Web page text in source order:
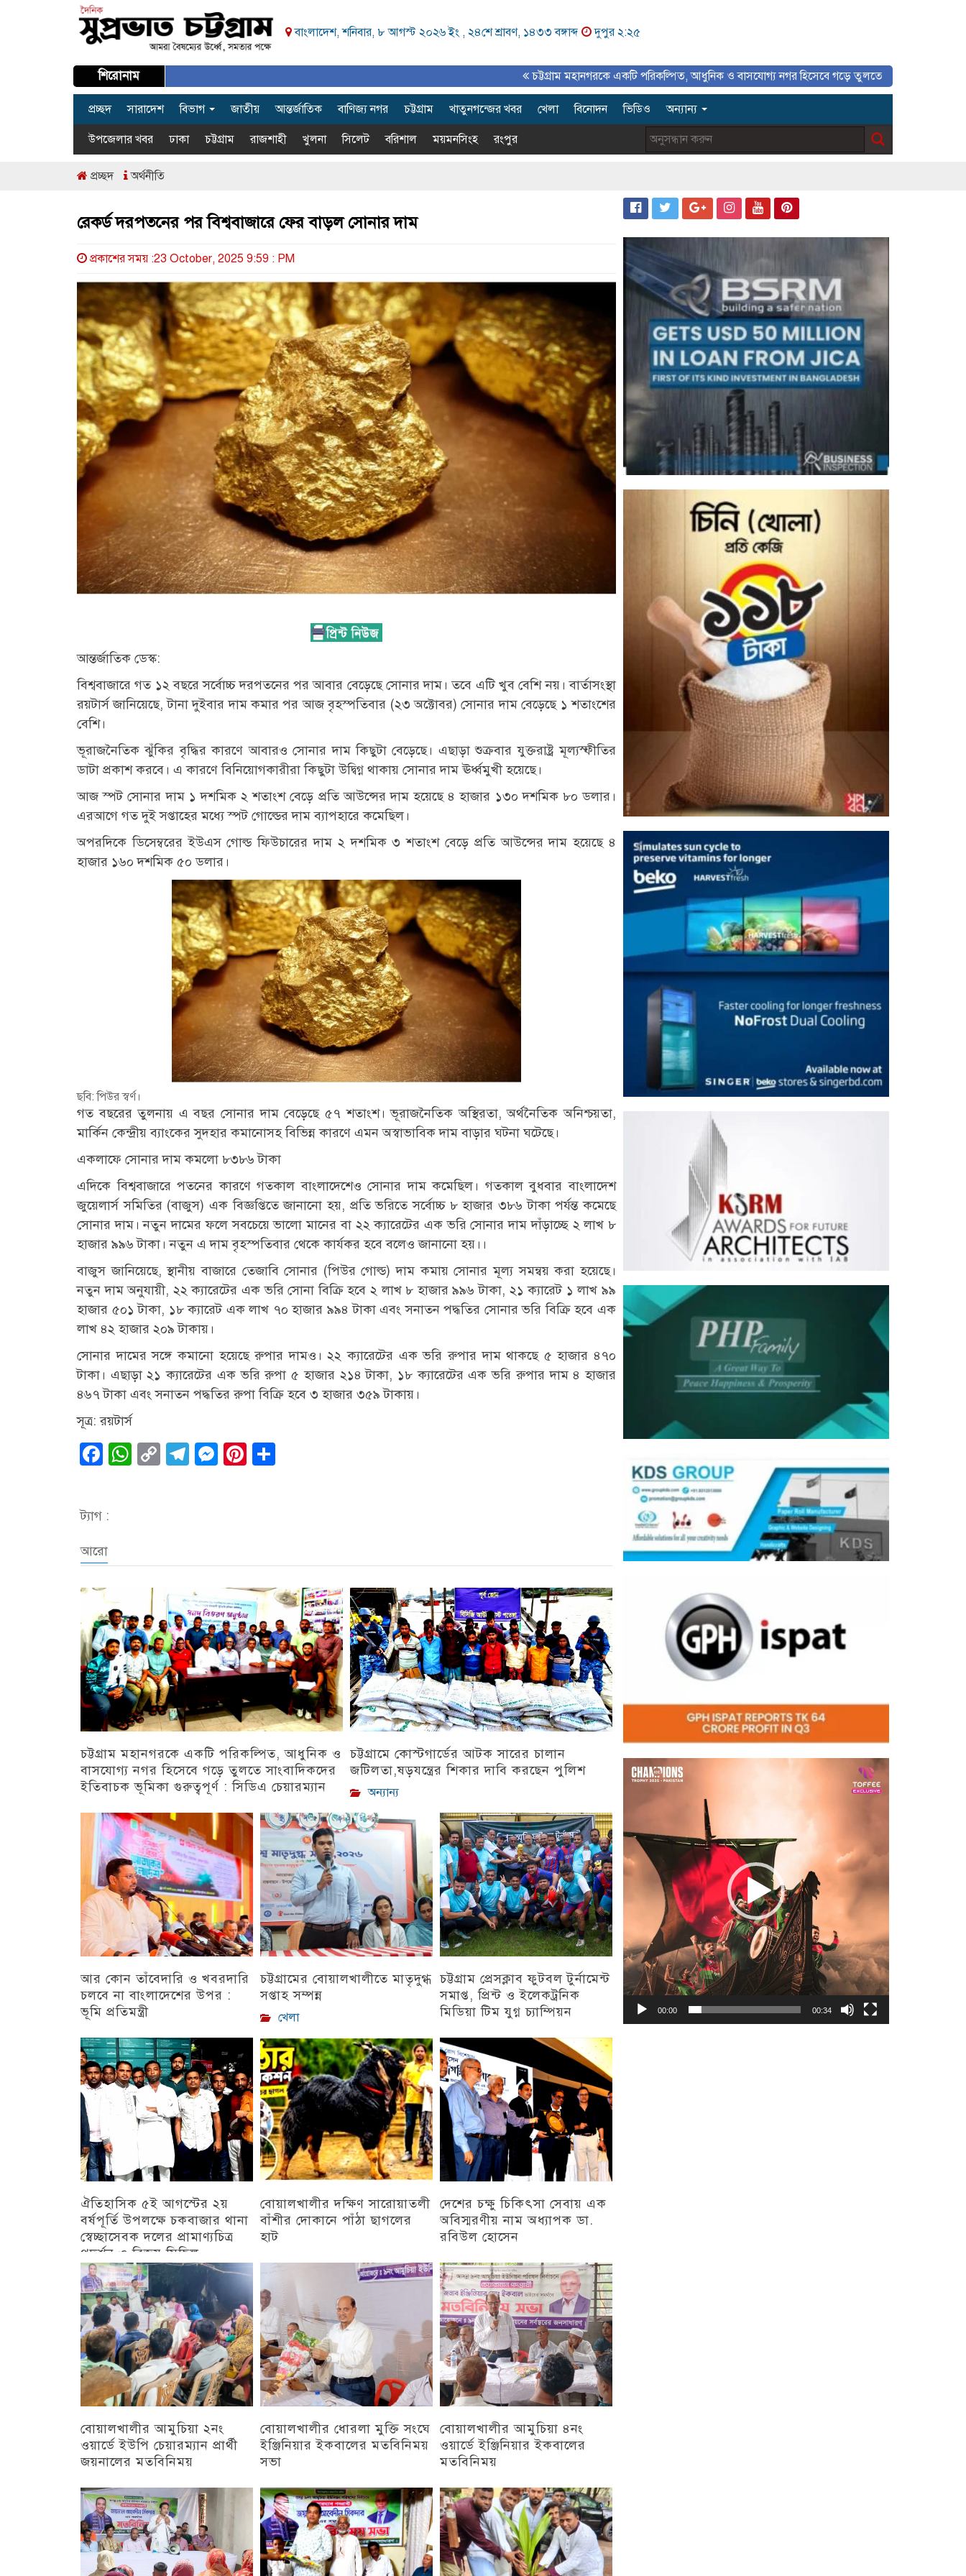
বাংলাদেশ, শনিবার, ৮ আগস্ট ২০২৬ ইং , ২৪শে শ্রাবণ, ১৪৩৩ বঙ্গাব্দ দুপুর ২:২৫
শিরোনাম চট্টগ্রাম মহানগরকে একটি পরিকল্পিত, আধুনিক ও বাসযোগ্য নগর হিসেবে গড়ে তুলতে সাংবাদিকদের ইতিবাচক ভূমিকা
প্রচ্ছদ সারাদেশ বিভাগ জাতীয় আন্তর্জাতিক বাণিজ্য নগর চট্টগ্রাম খাতুনগন্জের খবর খেলা বিনোদন ভিডিও অন্যান্য
উপজেলার খবর ঢাকা চট্টগ্রাম রাজশাহী খুলনা সিলেট বরিশাল ময়মনসিংহ রংপুর
প্রচ্ছদ অর্থনীতি
রেকর্ড দরপতনের পর বিশ্ববাজারে ফের বাড়ল সোনার দাম
প্রকাশের সময় :23 October, 2025 9:59 : PM
আন্তর্জাতিক ডেস্ক:
বিশ্ববাজারে গত ১২ বছরে সর্বোচ্চ দরপতনের পর আবার বেড়েছে সোনার দাম। তবে এটি খুব বেশি নয়। বার্তাসংস্থা
রয়টার্স জানিয়েছে, টানা দুইবার দাম কমার পর আজ বৃহস্পতিবার (২৩ অক্টোবর) সোনার দাম বেড়েছে ১ শতাংশের
বেশি।
ভূরাজনৈতিক ঝুঁকির বৃদ্ধির কারণে আবারও সোনার দাম কিছুটা বেড়েছে। এছাড়া শুক্রবার যুক্তরাষ্ট্র মূল্যস্ফীতির
ডাটা প্রকাশ করবে। এ কারণে বিনিয়োগকারীরা কিছুটা উদ্বিগ্ন থাকায় সোনার দাম ঊর্ধ্বমুখী হয়েছে।
আজ স্পট সোনার দাম ১ দশমিক ২ শতাংশ বেড়ে প্রতি আউন্সের দাম হয়েছে ৪ হাজার ১৩০ দশমিক ৮০ ডলার।
এরআগে গত দুই সপ্তাহের মধ্যে স্পট গোল্ডের দাম ব্যাপহারে কমেছিল।
অপরদিকে ডিসেম্বরের ইউএস গোল্ড ফিউচারের দাম ২ দশমিক ৩ শতাংশ বেড়ে প্রতি আউন্সের দাম হয়েছে ৪
হাজার ১৬০ দশমিক ৫০ ডলার।
ছবি: পিউর স্বর্ণ।
গত বছরের তুলনায় এ বছর সোনার দাম বেড়েছে ৫৭ শতাংশ। ভূরাজনৈতিক অস্থিরতা, অর্থনৈতিক অনিশ্চয়তা,
মার্কিন কেন্দ্রীয় ব্যাংকের সুদহার কমানোসহ বিভিন্ন কারণে এমন অস্বাভাবিক দাম বাড়ার ঘটনা ঘটেছে।
একলাফে সোনার দাম কমলো ৮৩৮৬ টাকা
এদিকে বিশ্ববাজারে পতনের কারণে গতকাল বাংলাদেশেও সোনার দাম কমেছিল। গতকাল বুধবার বাংলাদেশ
জুয়েলার্স সমিতির (বাজুস) এক বিজ্ঞপ্তিতে জানানো হয়, প্রতি ভরিতে সর্বোচ্চ ৮ হাজার ৩৮৬ টাকা পর্যন্ত কমেছে
সোনার দাম। নতুন দামের ফলে সবচেয়ে ভালো মানের বা ২২ ক্যারেটের এক ভরি সোনার দাম দাঁড়াচ্ছে ২ লাখ ৮
হাজার ৯৯৬ টাকা। নতুন এ দাম বৃহস্পতিবার থেকে কার্যকর হবে বলেও জানানো হয়।।
বাজুস জানিয়েছে, স্থানীয় বাজারে তেজাবি সোনার (পিউর গোল্ড) দাম কমায় সোনার মূল্য সমন্বয় করা হয়েছে।
নতুন দাম অনুযায়ী, ২২ ক্যারেটের এক ভরি সোনা বিক্রি হবে ২ লাখ ৮ হাজার ৯৯৬ টাকা, ২১ ক্যারেট ১ লাখ ৯৯
হাজার ৫০১ টাকা, ১৮ ক্যারেট এক লাখ ৭০ হাজার ৯৯৪ টাকা এবং সনাতন পদ্ধতির সোনার ভরি বিক্রি হবে এক
লাখ ৪২ হাজার ২০৯ টাকায়।
সোনার দামের সঙ্গে কমানো হয়েছে রুপার দামও। ২২ ক্যারেটের এক ভরি রুপার দাম থাকছে ৫ হাজার ৪৭০
টাকা। এছাড়া ২১ ক্যারেটের এক ভরি রুপা ৫ হাজার ২১৪ টাকা, ১৮ ক্যারেটের এক ভরি রুপার দাম ৪ হাজার
৪৬৭ টাকা এবং সনাতন পদ্ধতির রুপা বিক্রি হবে ৩ হাজার ৩৫৯ টাকায়।
সূত্র: রয়টার্স
Facebook
WhatsApp
CopyTelegram
Messenger
Pinterest
ট্যাগ :
আরো
চট্টগ্রাম মহানগরকে একটি পরিকল্পিত, আধুনিক ও
বাসযোগ্য নগর হিসেবে গড়ে তুলতে সাংবাদিকদের
ইতিবাচক ভূমিকা গুরুত্বপূর্ণ : সিডিএ চেয়ারম্যান
চট্টগ্রামে কোস্টগার্ডের আটক সারের চালান
জটিলতা,ষড়যন্ত্রের শিকার দাবি করছেন পুলিশ
অন্যান্য
আর কোন তাঁবেদারি ও খবরদারি
চলবে না বাংলাদেশের উপর :
ভূমি প্রতিমন্ত্রী
চট্টগ্রামের বোয়ালখালীতে মাতৃদুগ্ধ
সপ্তাহ সম্পন্ন
খেলা
চট্টগ্রাম প্রেসক্লাব ফুটবল টুর্নামেন্ট
সমাপ্ত, প্রিন্ট ও ইলেকট্রনিক
মিডিয়া টিম যুগ্ন চ্যাম্পিয়ন
ঐতিহাসিক ৫ই আগস্টের ২য়
বর্ষপূর্তি উপলক্ষে চকবাজার থানা
স্বেচ্ছাসেবক দলের প্রামাণ্যচিত্র
প্রদর্শন ও বিজয় মিছিল
চট্টগ্রাম
বোয়ালখালীর দক্ষিণ সারোয়াতলী
বাঁশীর দোকানে পাঁঠা ছাগলের
হাট
দেশের চক্ষু চিকিৎসা সেবায় এক
অবিস্মরণীয় নাম অধ্যাপক ডা.
রবিউল হোসেন
বোয়ালখালীর আমুচিয়া ২নং
ওয়ার্ডে ইউপি চেয়ারম্যান প্রার্থী
জয়নালের মতবিনিময়
বোয়ালখালীর ধোরলা মুক্তি সংঘে
ইঞ্জিনিয়ার ইকবালের মতবিনিময়
সভা
বোয়ালখালীর আমুচিয়া ৪নং
ওয়ার্ডে ইঞ্জিনিয়ার ইকবালের
মতবিনিময়
Video
Player
00:00 00:34